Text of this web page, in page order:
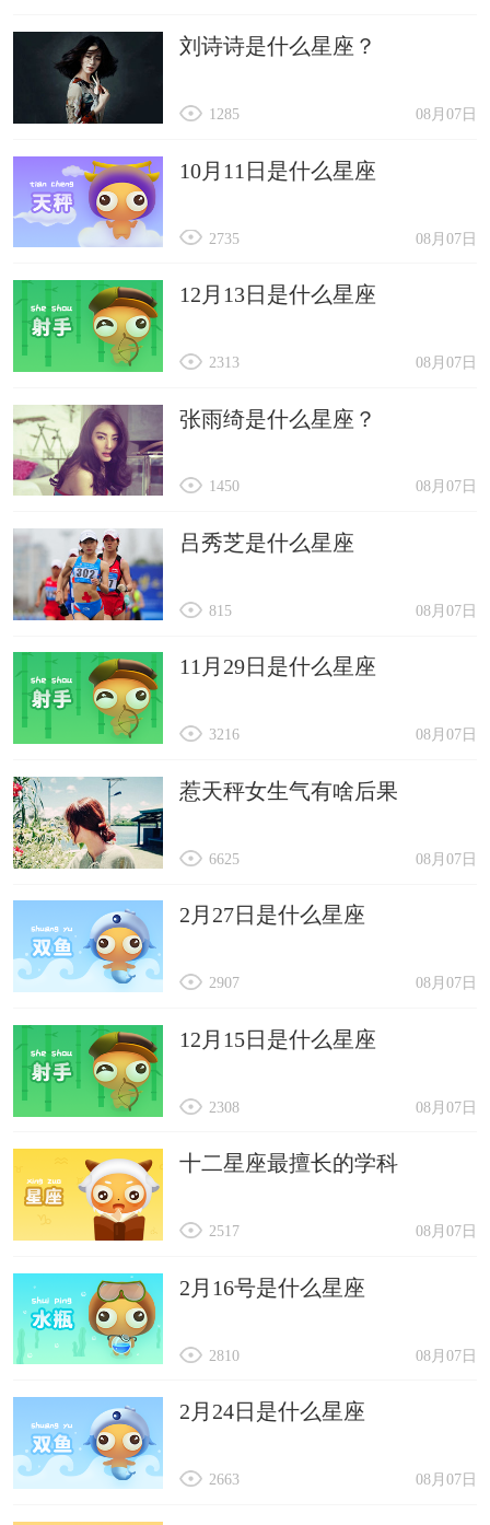
刘诗诗是什么星座？
08月07日
1285
10月11日是什么星座
08月07日
2735
12月13日是什么星座
08月07日
2313
张雨绮是什么星座？
08月07日
1450
吕秀芝是什么星座
08月07日
815
11月29日是什么星座
08月07日
3216
惹天秤女生气有啥后果
08月07日
6625
2月27日是什么星座
08月07日
2907
12月15日是什么星座
08月07日
2308
十二星座最擅长的学科
08月07日
2517
2月16号是什么星座
08月07日
2810
2月24日是什么星座
08月07日
2663